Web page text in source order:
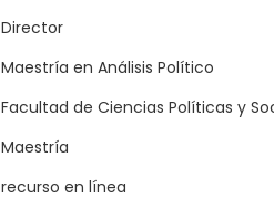
Director
Maestría en Análisis Político
Facultad de Ciencias Políticas y
Maestría
recurso en línea